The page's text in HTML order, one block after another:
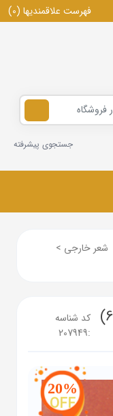
فهرست علاقمندیها (0)
جستجوی پیشرفته
شعر خارجی >
کد شناسه
:
207949
20%
OFF